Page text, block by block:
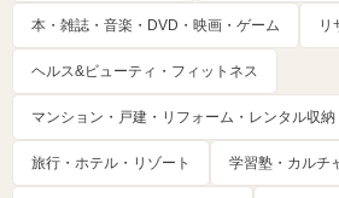
本・雑誌・音楽・DVD・映画・ゲーム リ
ヘルス&ビューティ・フィットネス
マンション・戸建・リフォーム・レンタル収納
旅行・ホテル・リゾート 学習塾・カルチ